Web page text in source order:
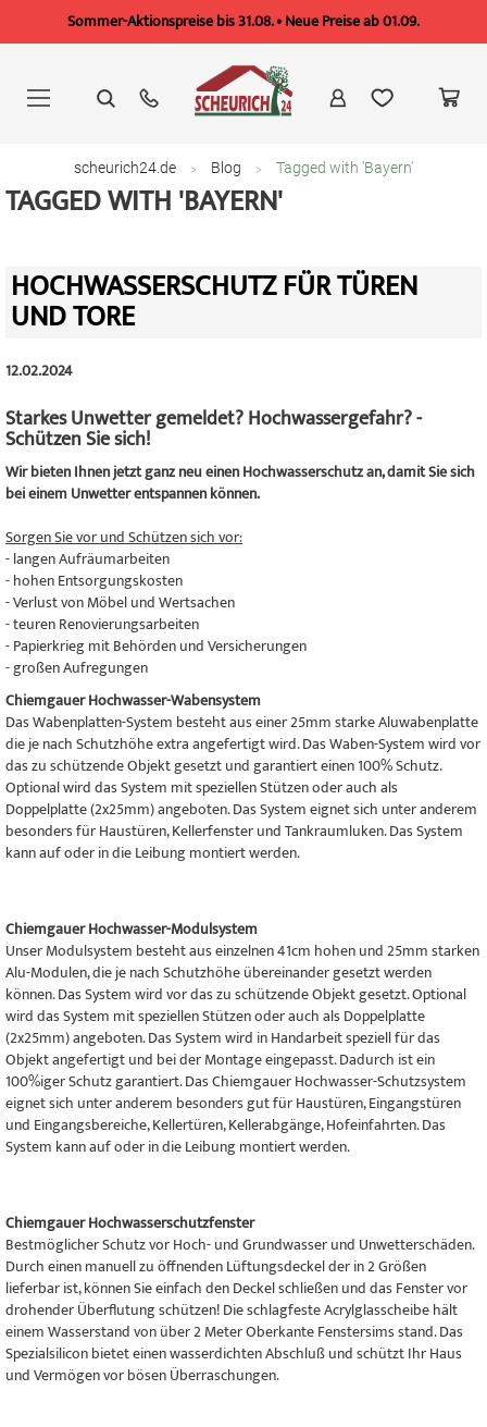
Sommer-Aktionspreise bis 31.08. • Neue Preise ab 01.09.
springen
scheurich24.de Blog Tagged with 'Bayern'
TAGGED WITH 'BAYERN'
HOCHWASSERSCHUTZ FÜR TÜREN
UND TORE
12.02.2024
Starkes Unwetter gemeldet? Hochwassergefahr? -
Schützen Sie sich!
Wir bieten Ihnen jetzt ganz neu einen Hochwasserschutz an, damit Sie sich
bei einem Unwetter entspannen können.
Sorgen Sie vor und Schützen sich vor:
- langen Aufräumarbeiten
- hohen Entsorgungskosten
- Verlust von Möbel und Wertsachen
- teuren Renovierungsarbeiten
- Papierkrieg mit Behörden und Versicherungen
- großen Aufregungen
Chiemgauer Hochwasser-Wabensystem
Das Wabenplatten-System besteht aus einer 25mm starke Aluwabenplatte
die je nach Schutzhöhe extra angefertigt wird. Das Waben-System wird vor
das zu schützende Objekt gesetzt und garantiert einen 100% Schutz.
Optional wird das System mit speziellen Stützen oder auch als
Doppelplatte (2x25mm) angeboten. Das System eignet sich unter anderem
besonders für Haustüren, Kellerfenster und Tankraumluken. Das System
kann auf oder in die Leibung montiert werden.
Chiemgauer Hochwasser-Modulsystem
Unser Modulsystem besteht aus einzelnen 41cm hohen und 25mm starken
Alu-Modulen, die je nach Schutzhöhe übereinander gesetzt werden
können. Das System wird vor das zu schützende Objekt gesetzt. Optional
wird das System mit speziellen Stützen oder auch als Doppelplatte
(2x25mm) angeboten. Das System wird in Handarbeit speziell für das
Objekt angefertigt und bei der Montage eingepasst. Dadurch ist ein
100%iger Schutz garantiert. Das Chiemgauer Hochwasser-Schutzsystem
eignet sich unter anderem besonders gut für Haustüren, Eingangstüren
und Eingangsbereiche, Kellertüren, Kellerabgänge, Hofeinfahrten. Das
System kann auf oder in die Leibung montiert werden.
Chiemgauer Hochwasserschutzfenster
Bestmöglicher Schutz vor Hoch- und Grundwasser und Unwetterschäden.
Durch einen manuell zu öffnenden Lüftungsdeckel der in 2 Größen
lieferbar ist, können Sie einfach den Deckel schließen und das Fenster vor
drohender Überflutung schützen! Die schlagfeste Acrylglasscheibe hält
einem Wasserstand von über 2 Meter Oberkante Fenstersims stand. Das
Spezialsilicon bietet einen wasserdichten Abschluß und schützt Ihr Haus
und Vermögen vor bösen Überraschungen.